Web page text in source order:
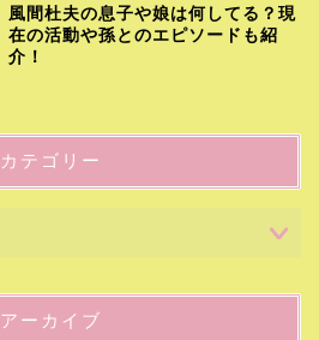
風間杜夫の息子や娘は何してる？現
在の活動や孫とのエピソードも紹
介！
カテゴリー
アーカイブ